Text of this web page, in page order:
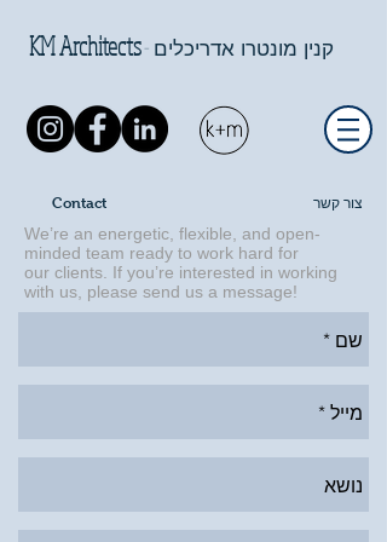
KM Architects- קנין מונטרו אדריכלים
צור קשר
We’re an energetic, flexible, and open-
minded team ready to work hard for
our clients. If you’re interested in working
with us, please send us a message!